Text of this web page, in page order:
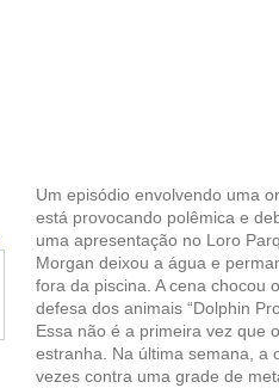
Um episódio envolvendo uma
está provocando polêmica e
uma apresentação no Loro
Morgan deixou a água e
fora da piscina. A cena chocou
defesa dos animais “Dolphin
Essa não é a primeira vez que
estranha. Na última semana, a
vezes contra uma grade de